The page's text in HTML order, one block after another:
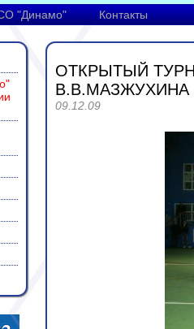
"Динамо" Контакты
ОТКРЫТЫЙ
В.В.МАЗЖУХИНА
09.12.09